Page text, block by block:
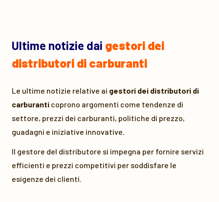
Ultime notizie dai gestori dei
distributori di carburanti
Le ultime notizie relative ai gestori dei distributori di
carburanti coprono argomenti come tendenze di
settore, prezzi dei carburanti, politiche di prezzo,
guadagni e iniziative innovative.
Il gestore del distributore si impegna per fornire servizi
efficienti e prezzi competitivi per soddisfare le
esigenze dei clienti.